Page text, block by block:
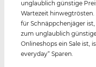
unglaublich günstige
Wartezeit
für Schnäppchenjäger
zum unglaublich
Onlineshops ein Sale ist,
everyday“ Sparen.